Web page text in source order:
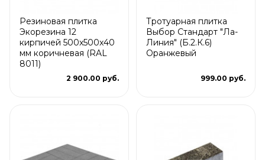
Резиновая плитка
Экорезина 12
кирпичей 500x500x40
мм коричневая (RAL
8011)
2 900.00 руб.
Тротуарная плитка
Выбор Стандарт "Ла-
Линия" (Б.2.К.6)
Оранжевый
999.00 руб.